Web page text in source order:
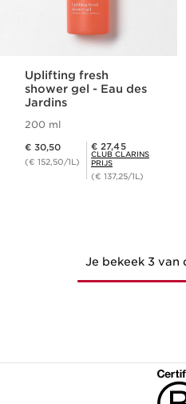
Uplifting fresh
shower gel - Eau des
Jardins
200 ml
€ 30,50
(€ 152,50/1L)
Club Clarins Prijs € 27,45
€ 27,45
CLUB CLARINS
PRIJS
(€ 137,25/1L)
Je bekeek 3 van